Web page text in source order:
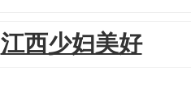
江西少妇美好